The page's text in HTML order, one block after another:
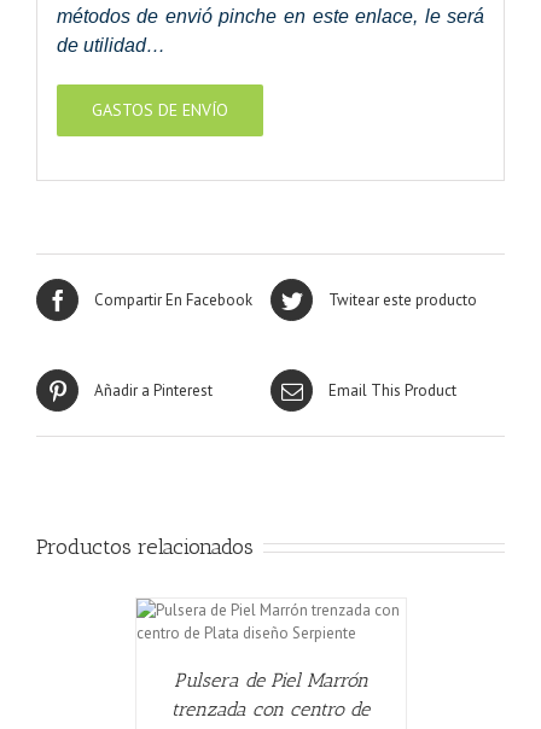
métodos de envió pinche en este enlace, le será
de utilidad…
GASTOS DE ENVÍO
Compartir En Facebook Twitear este producto
Añadir a Pinterest Email This Product
Productos relacionados
Pulsera de Piel Marrón
trenzada con centro de